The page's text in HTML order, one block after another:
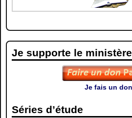
Je supporte le ministère
Je fais un
Séries d’étude